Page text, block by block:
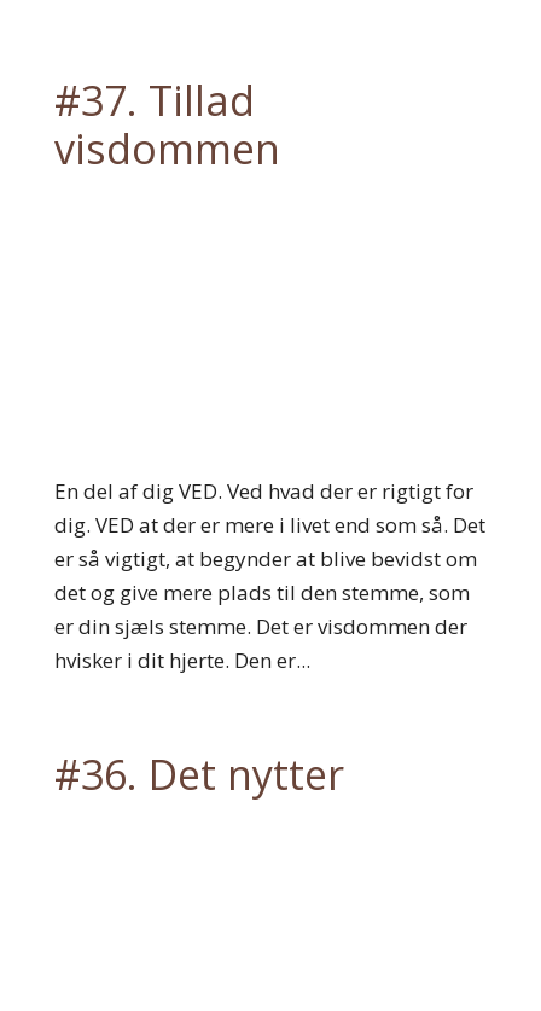
#37. Tillad
visdommen
En del af dig VED. Ved hvad der er rigtigt for
dig. VED at der er mere i livet end som så. Det
er så vigtigt, at begynder at blive bevidst om
det og give mere plads til den stemme, som
er din sjæls stemme. Det er visdommen der
hvisker i dit hjerte. Den er...
#36. Det nytter